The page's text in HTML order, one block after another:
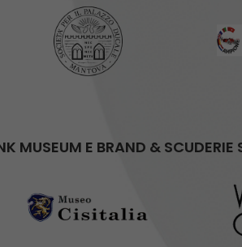
MUSEUM E BRAND &